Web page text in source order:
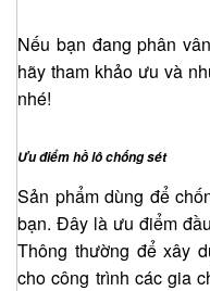
Nếu bạn đang phân
hãy tham khảo ưu và
nhé!
Ưu điểm hồ lô chống sét
Sản phẩm dùng để
bạn. Đây là ưu điểm
Thông thường để xây
cho công trình các gia